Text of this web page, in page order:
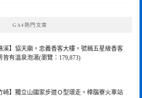
GA4熱門文章
溪】協天廟。忠義香客大樓。號稱五星級香客
皆有溫泉泡湯(瀏覽：179,873)
崎】獨立山國家步道Ｏ型環走。樟腦寮火車站